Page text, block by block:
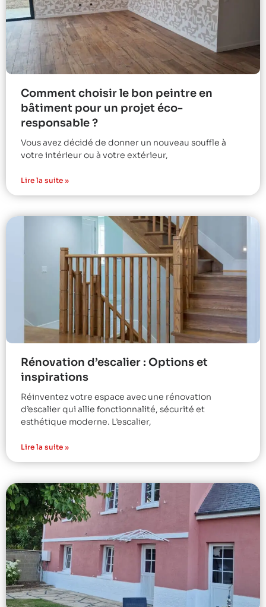
Comment choisir le bon peintre en
bâtiment pour un projet éco-
responsable ?
Vous avez décidé de donner un nouveau souffle à
votre intérieur ou à votre extérieur,
Lire la suite »
Rénovation d’escalier : Options et
inspirations
Réinventez votre espace avec une rénovation
d’escalier qui allie fonctionnalité, sécurité et
esthétique moderne. L’escalier,
Lire la suite »